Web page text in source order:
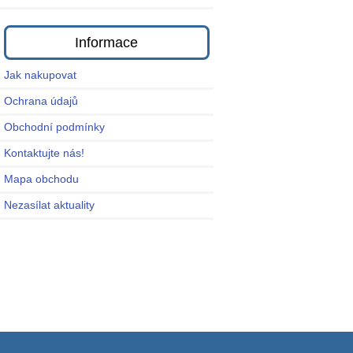
Informace
Jak nakupovat
Ochrana údajů
Obchodní podmínky
Kontaktujte nás!
Mapa obchodu
Nezasílat aktuality